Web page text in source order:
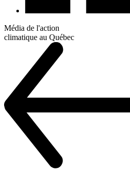
Média de l'action
climatique au Québec